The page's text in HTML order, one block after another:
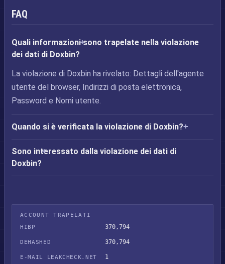
FAQ
Quali informazioni sono trapelate nella violazione
dei dati di Doxbin?
La violazione di Doxbin ha rivelato: Dettagli dell'agente
utente del browser, Indirizzi di posta elettronica,
Password e Nomi utente.
Quando si è verificata la violazione di Doxbin?
Sono interessato dalla violazione dei dati di
Doxbin?
ACCOUNT TRAPELATI
HIBP
370,794
DEHASHED 370,794
E-MAIL LEAKCHECK.NET 1